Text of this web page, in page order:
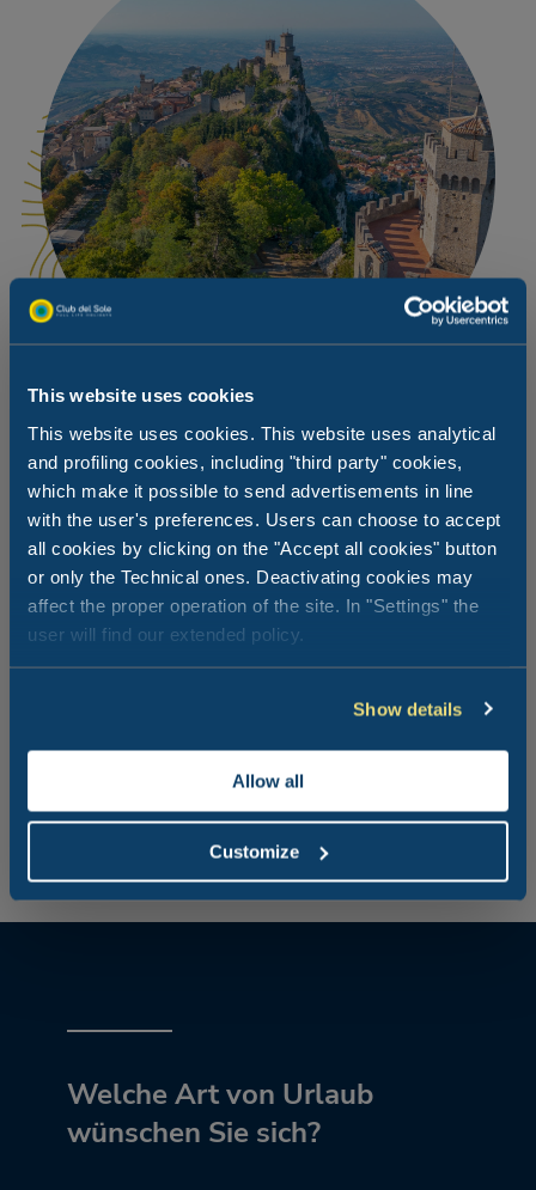
This website uses cookies
This website uses cookies. This website uses analytical
and profiling cookies, including "third party" cookies,
which make it possible to send advertisements in line
with the user's preferences. Users can choose to accept
all cookies by clicking on the "Accept all cookies" button
or only the Technical ones. Deactivating cookies may
affect the proper operation of the site. In "Settings" the
user will find our extended policy.
Show details
Allow all
Customize
Von Ravenna nach San Marino, vorbei
am Valmarecchia
Ausgehend vom Adriatico Cervia Easy Camping Village
können Sie in einem Radius von knapp 80 Kilometern
Ravenna mit seinen Mosaiken und byzantinischen Kirchen
wie Santarcangelo, Verucchio, San Leo oder Pennabilli
Charme von San Marino, der ältesten (und kleinsten)
Republik der Welt entdecken. Unser Village ist wirklich
entdecken!
Welche Art von Urlaub
wünschen Sie sich?